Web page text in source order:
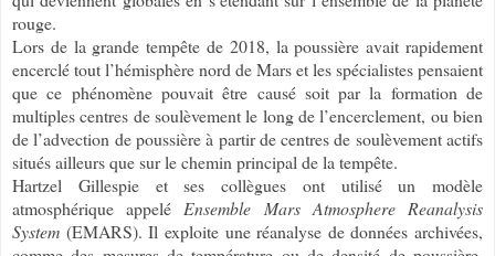
rouge.
Lors de la grande tempête de 2018, la poussière avait rapidement
encerclé tout l’hémisphère nord de Mars et les spécialistes pensaient
que ce phénomène pouvait être causé soit par la formation de
multiples centres de soulèvement le long de l’encerclement, ou bien
de l’advection de poussière à partir de centres de soulèvement actifs
situés ailleurs que sur le chemin principal de la tempête.
Hartzel Gillespie et ses collègues ont utilisé un modèle
atmosphérique appelé Ensemble Mars Atmosphere Reanalysis
System (EMARS). Il exploite une réanalyse de données archivées,